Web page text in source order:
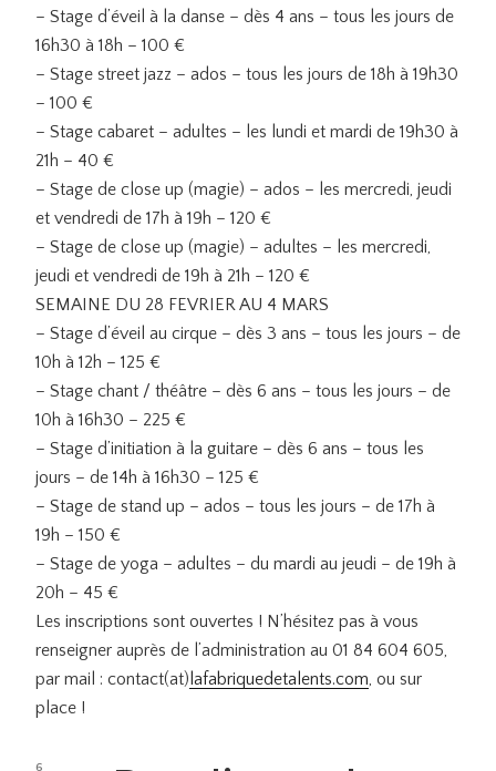
– Stage d’éveil à la danse – dès 4 ans – tous les jours de
16h30 à 18h – 100 €
– Stage street jazz – ados – tous les jours de 18h à 19h30
– 100 €
– Stage cabaret – adultes – les lundi et mardi de 19h30 à
21h – 40 €
– Stage de close up (magie) – ados – les mercredi, jeudi
et vendredi de 17h à 19h – 120 €
– Stage de close up (magie) – adultes – les mercredi,
jeudi et vendredi de 19h à 21h – 120 €
SEMAINE DU 28 FEVRIER AU 4 MARS
– Stage d’éveil au cirque – dès 3 ans – tous les jours – de
10h à 12h – 125 €
– Stage chant / théâtre – dès 6 ans – tous les jours – de
10h à 16h30 – 225 €
– Stage d’initiation à la guitare – dès 6 ans – tous les
jours – de 14h à 16h30 – 125 €
– Stage de stand up – ados – tous les jours – de 17h à
19h – 150 €
– Stage de yoga – adultes – du mardi au jeudi – de 19h à
20h – 45 €
Les inscriptions sont ouvertes ! N’hésitez pas à vous
renseigner auprès de l’administration au 01 84 604 605,
par mail : contact(at) lafabriquedetalents.com, ou sur
place !
PUBLIÉ
6